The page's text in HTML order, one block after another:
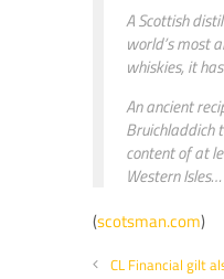
A Scottish
world’s most
whiskies, it
An ancient
Bruichladdich
content of at
Western Isles…
(scotsman.com)
CL Financial gilt